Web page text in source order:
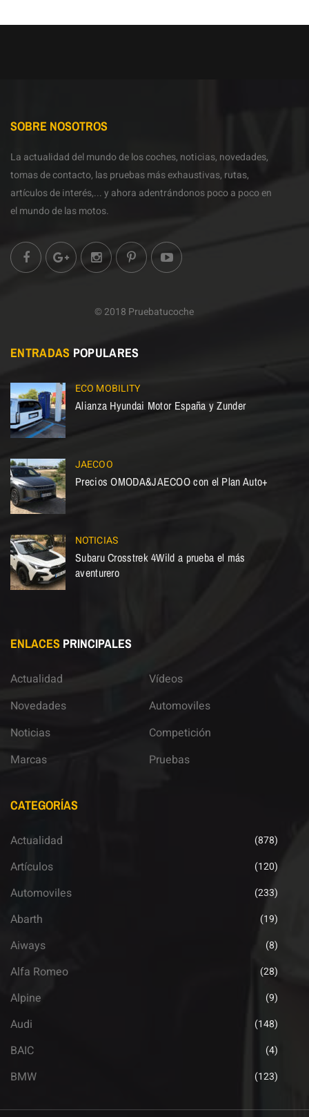
SOBRE NOSOTROS
La actualidad del mundo de los coches, noticias, novedades,
tomas de contacto, las pruebas más exhaustivas, rutas,
artículos de interés,... y ahora adentrándonos poco a poco en
el mundo de las motos.
© 2018 Pruebatucoche
ENTRADAS POPULARES
ECO MOBILITY
Alianza Hyundai Motor España y Zunder
JAECOO
Precios OMODA&JAECOO con el Plan Auto+
NOTICIAS
Subaru Crosstrek 4Wild a prueba el más
aventurero
ENLACES PRINCIPALES
Actualidad
Novedades
Noticias
Marcas
Vídeos
Automoviles
Competición
Pruebas
CATEGORÍAS
Actualidad (878)
Artículos (120)
Automoviles (233)
Abarth (19)
Aiways (8)
Alfa Romeo (28)
Alpine (9)
Audi (148)
BAIC (4)
BMW (123)